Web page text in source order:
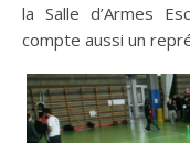
la Salle d’Armes
compte aussi un